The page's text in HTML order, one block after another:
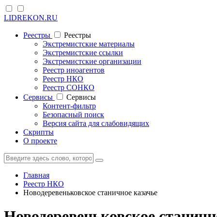
LIDREKON.RU
Реестры
Реестры
Экстремистские материалы
Экстремистские ссылки
Экстремистские организации
Реестр иноагентов
Реестр НКО
Реестр СОНКО
Cервисы
Cервисы
Контент-фильтр
Безопасный поиск
Версия сайта для слабовидящих
Скрипты
О проекте
Главная
Реестр НКО
Новодеревеньковское станичное казачье